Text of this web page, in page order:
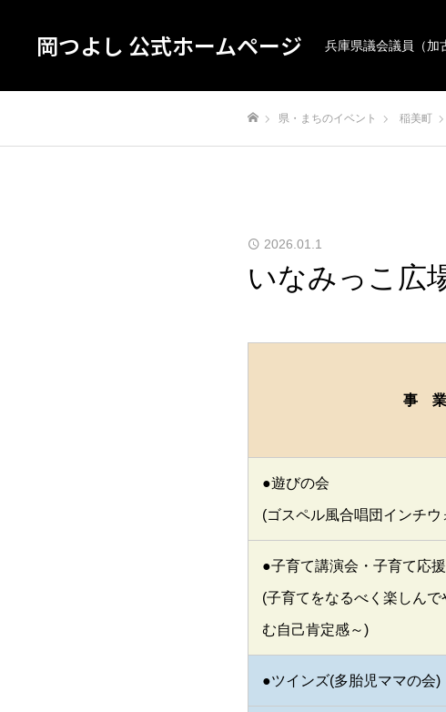
岡つよし 公式ホームページ 兵庫県議会議員（加
県・まちのイベント 稲美町
2026.01.1
いなみっこ広
事
●遊びの会
(ゴスペル風合唱団インチ
●子育て講演会・子育て応
(子育てをなるべく楽しん
む自己肯定感～)
●ツインズ(多胎児ママの会)